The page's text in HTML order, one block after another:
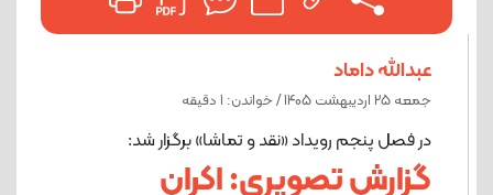
عبدالله داماد
جمعه 25 اردیبهشت 1405 / خواندن: 1 دقیقه
در فصل پنجم رویداد «نقد و تماشا» برگزار شد:
گزارش تصویری: اکران